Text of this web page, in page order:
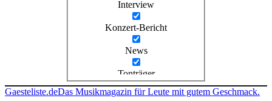
Interview
Konzert-Bericht
News
Tonträger
Gaesteliste.deDas Musikmagazin für Leute mit gutem Geschmack.